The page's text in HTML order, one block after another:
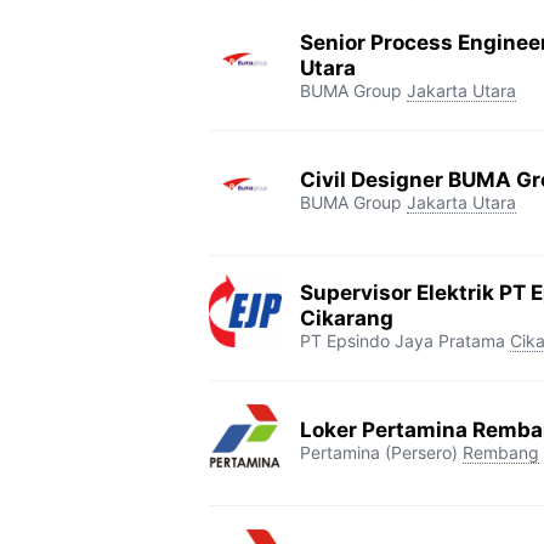
Senior Process
Utara
BUMA Group Jakarta Utara
Civil Designer BUMA
BUMA Group Jakarta Utara
Supervisor Elektrik PT
Cikarang
PT Epsindo Jaya Pratama
Loker Pertamina
Pertamina (Persero) Rembang